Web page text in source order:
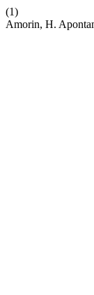
(1)
Amorin, H.